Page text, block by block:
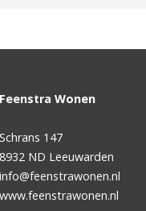
Feenstra Wonen
Schrans 147
8932 ND Leeuwarden
info@feenstrawonen.nl
www.feenstrawonen.nl